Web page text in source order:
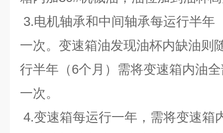
3.电机轴承和中间轴承每运行半年
一次。变速箱油发现油杯内缺油则
行半年（6个月）需将变速箱内油
一次。
4.变速箱每运行一年，需将变速箱